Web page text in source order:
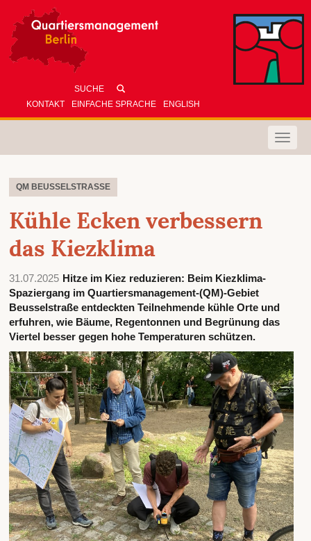
KONTAKT EINFACHE SPRACHE ENGLISH
Toggle
QM BEUSSELSTRASSE
Kühle Ecken verbessern
das Kiezklima
31.07.2025 Hitze im Kiez reduzieren: Beim Kiezklima-
Spaziergang im Quartiersmanagement-(QM)-Gebiet
Beusselstraße entdeckten Teilnehmende kühle Orte und
erfuhren, wie Bäume, Regentonnen und Begrünung das
Viertel besser gegen hohe Temperaturen schützen.